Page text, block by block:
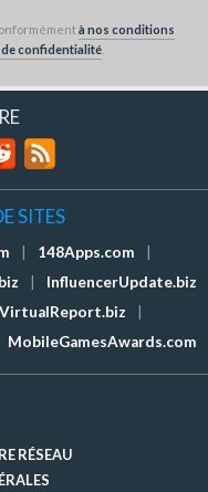
à nos conditions
confidentialité.
SITES
148Apps.com
InfluencerUpdate.biz
MobileGamesAwards.com
RÉSEAU